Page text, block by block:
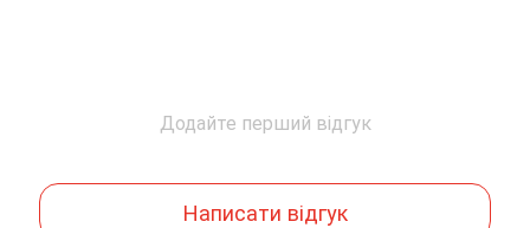
Додайте перший відгук
Написати відгук